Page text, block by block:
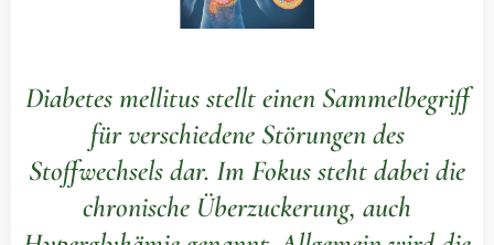
Diabetes mellitus stellt einen Sammelbegriff
für verschiedene Störungen des
Stoffwechsels dar. Im Fokus steht dabei die
chronische Über­­zu­cke­rung, auch